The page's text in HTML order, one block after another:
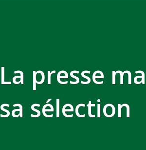
La presse
sa sélection